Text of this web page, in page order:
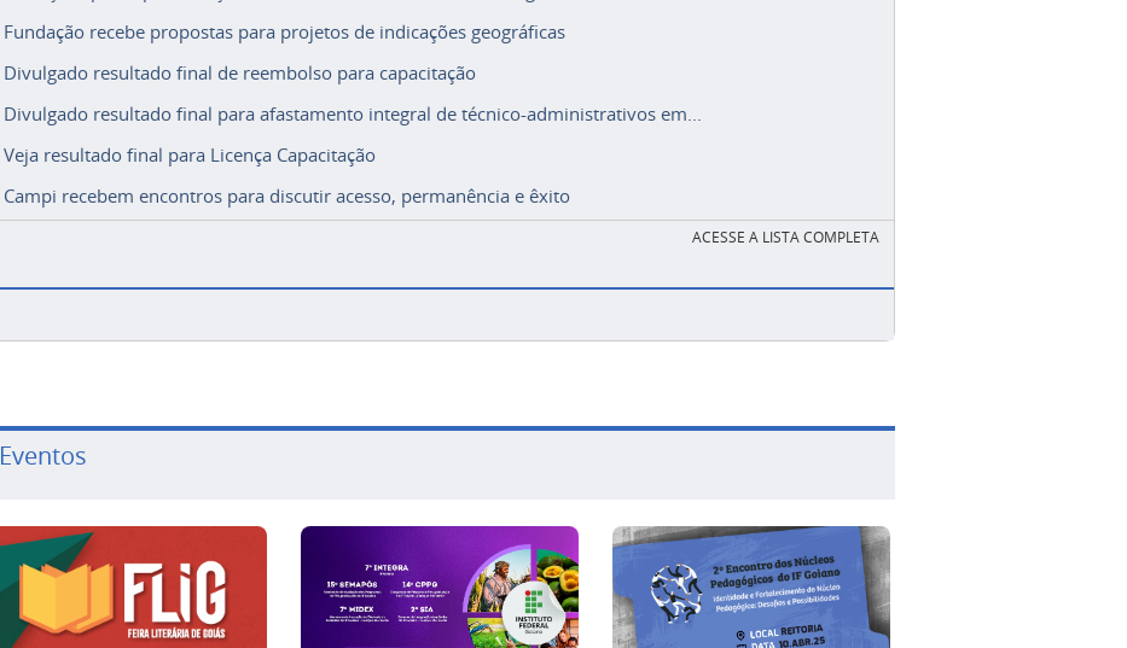
Fundação recebe propostas para projetos de indicações geográficas
Divulgado resultado final de reembolso para capacitação
Divulgado resultado final para afastamento integral de técnico-administrativos em...
Veja resultado final para Licença Capacitação
Campi recebem encontros para discutir acesso, permanência e êxito
ACESSE A LISTA COMPLETA
Eventos